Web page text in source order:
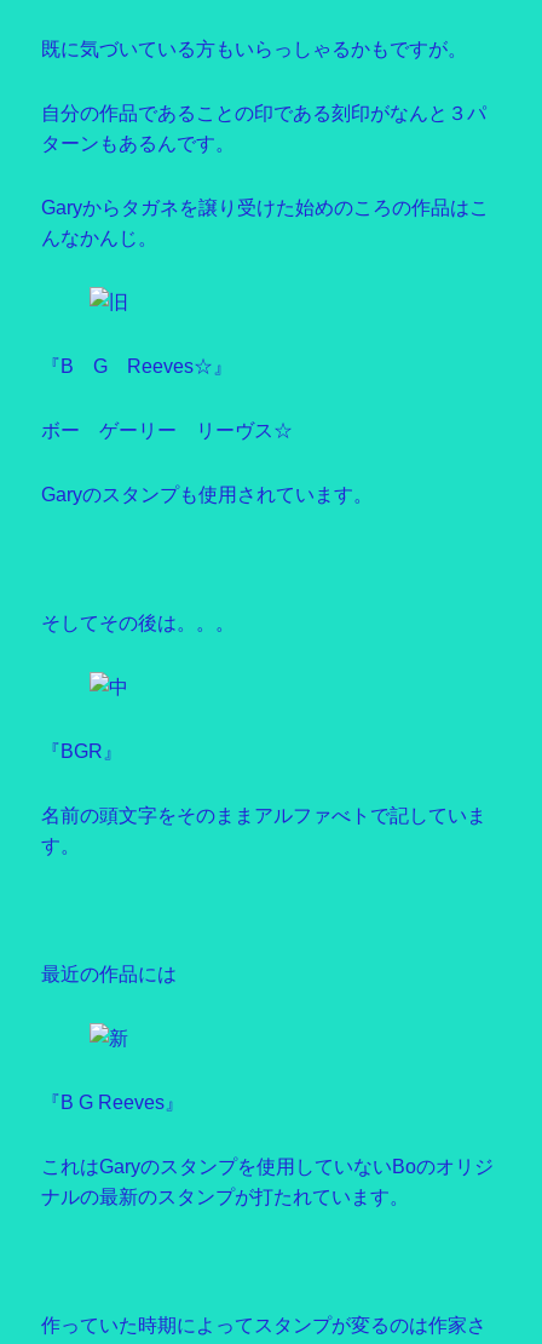
既に気づいている方もいらっしゃるかもですが。
自分の作品であることの印である刻印がなんと３パ
ターンもあるんです。
Garyからタガネを譲り受けた始めのころの作品はこ
んなかんじ。
『B G Reeves☆』
ボー ゲーリー リーヴス☆
Garyのスタンプも使用されています。
そしてその後は。。。
『BGR』
名前の頭文字をそのままアルファべトで記していま
す。
最近の作品には
『B G Reeves』
これはGaryのスタンプを使用していないBoのオリジ
ナルの最新のスタンプが打たれています。
作っていた時期によってスタンプが変るのは作家さ